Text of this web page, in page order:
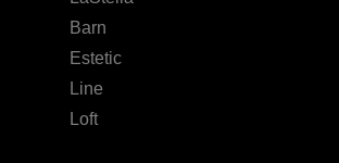
Barn
Estetic
Line
Loft